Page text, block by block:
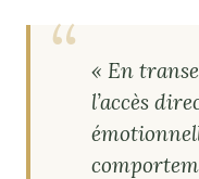
« En
l’accès